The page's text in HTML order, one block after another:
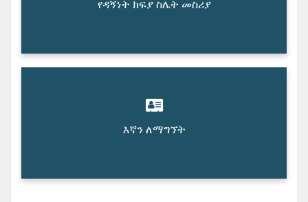
የዳኝነት ክፍያ ስሌት መስሪያ
እኛን ለማግኘት